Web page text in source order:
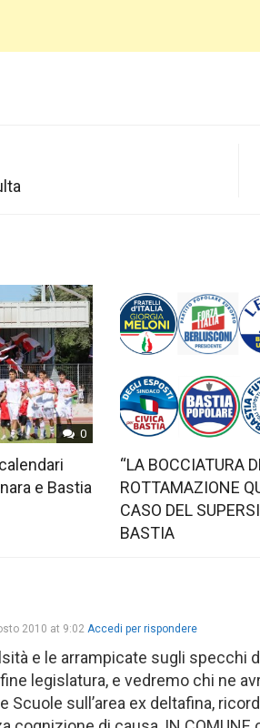
0
e Bastia
“LA BOCCIATURA
ROTTAMAZIONE
CASO DEL
BASTIA
2010 at 9:02 Accedi per rispondere
e le arrampicate sugli specchi
legislatura, e vedremo chi ne
Scuole sull’area ex deltafina,